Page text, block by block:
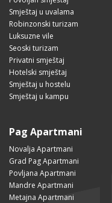
Smještaj u uvalama
Robinzonski turizam
Luksuzne vile
Seoski turizam
Privatni smještaj
Hotelski smještaj
Smještaj u hostelu
Smještaj u kampu
Pag Apartmani
Novalja Apartmani
Grad Pag Apartmani
Povljana Apartmani
Mandre Apartmani
Metajna Apartmani